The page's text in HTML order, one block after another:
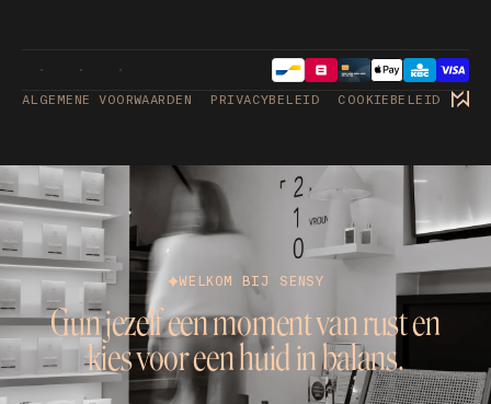
ALGEMENE VOORWAARDEN PRIVACYBELEID COOKIEBELEID
WELKOM BIJ SENSY
Gun jezelf een moment van rust en
kies voor een huid in balans.